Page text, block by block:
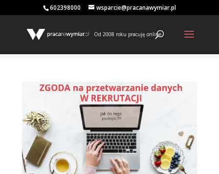
602398000 wsparcie@pracanawymiar.pl
Od 2008 roku pracuję online